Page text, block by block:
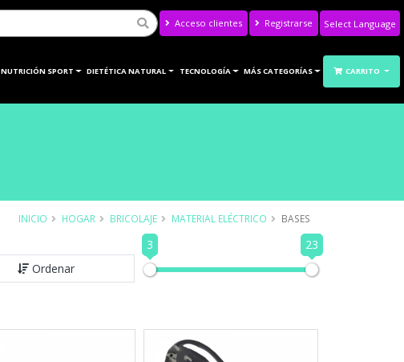
Acceso clientes Registrarse
Translate
NUTRICIÓN SPORT DIETÉTICA NATURAL TECNOLOGÍA MÁS CATEGORÍAS CARRITO
INICIO HOGAR BRICOLAJE MATERIAL ELÉCTRICO BASES
Ordenar
3 23